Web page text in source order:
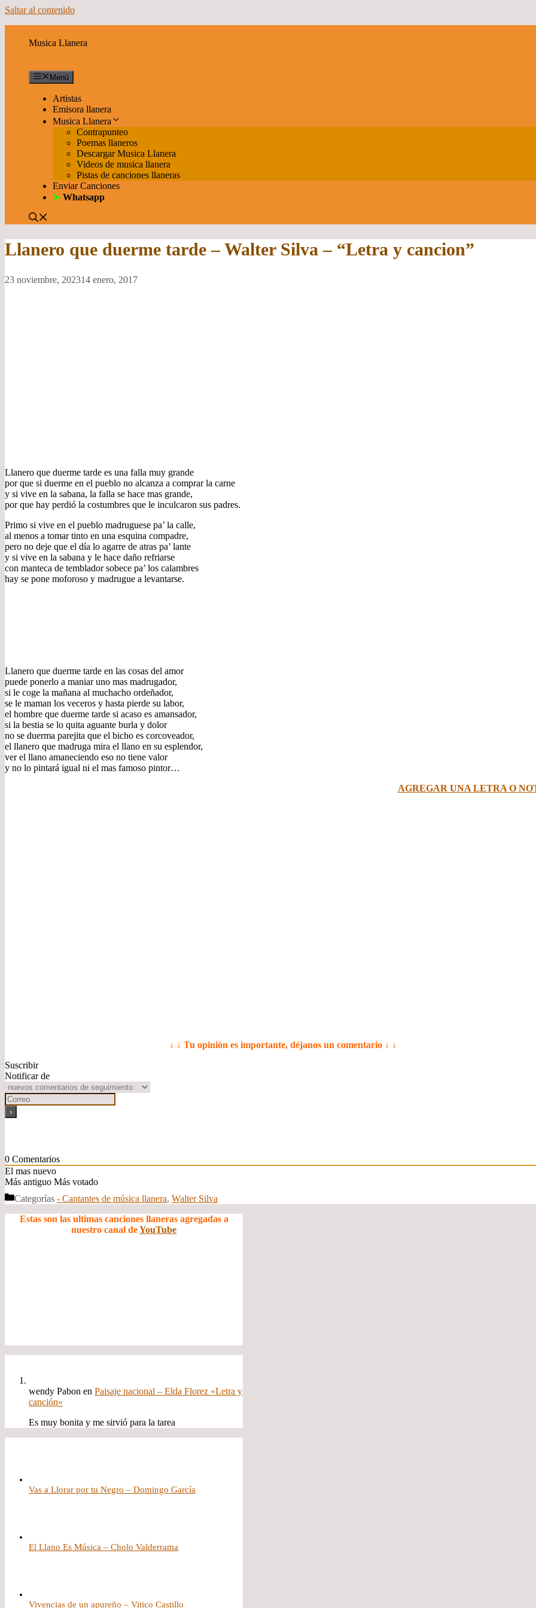
Saltar al contenido
Musica Llanera
Menú
Artistas
Emisora llanera
Musica Llanera
Contrapunteo
Poemas llaneros
Descargar Musica Llanera
Videos de musica llanera
Pistas de canciones llaneras
Enviar Canciones
➤ Whatsapp
Llanero que duerme tarde – Walter Silva – “Letra y cancion”
23 noviembre, 202314 enero, 2017
Llanero que duerme tarde es una falla muy grande
por que si duerme en el pueblo no alcanza a comprar la carne
y si vive en la sabana, la falla se hace mas grande,
por que hay perdió la costumbres que le inculcaron sus padres.
Primo si vive en el pueblo madruguese pa’ la calle,
al menos a tomar tinto en una esquina compadre,
pero no deje que el día lo agarre de atras pa’ lante
y si vive en la sabana y le hace daño refriarse
con manteca de temblador sobece pa’ los calambres
hay se pone moforoso y madrugue a levantarse.
Llanero que duerme tarde en las cosas del amor
puede ponerlo a maniar uno mas madrugador,
si le coge la mañana al muchacho ordeñador,
se le maman los veceros y hasta pierde su labor,
el hombre que duerme tarde si acaso es amansador,
si la bestia se lo quita aguante burla y dolor
no se duerma parejita que el bicho es corcoveador,
el llanero que madruga mira el llano en su esplendor,
ver el llano amaneciendo eso no tiene valor
y no lo pintará igual ni el mas famoso pintor…
AGREGAR UNA LETRA O
↓ ↓ Tu opinión es importante, déjanos un comentario ↓ ↓
Suscribir
Notificar de
0 Comentarios
El mas nuevo
Más antiguo Más votado
Categorías - Cantantes de música llanera, Walter Silva
Estas son las ultimas canciones llaneras agregadas a
nuestro canal deYouTube
wendy Pabon en Paisaje nacional – Elda Florez «Letra y
canción»
Es muy bonita y me sirvió para la tarea
Vas a Llorar por tu Negro – Domingo García
El Llano Es Música – Cholo Valderrama
Vivencias de un apureño – Vitico Castillo